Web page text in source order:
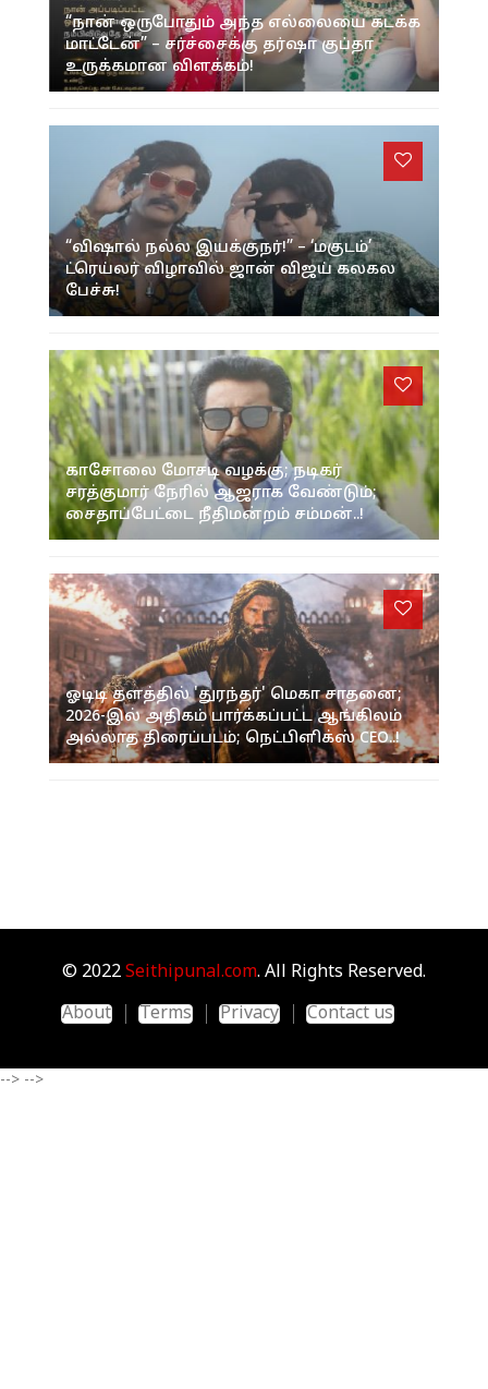
“நான் ஒருபோதும் அந்த எல்லையை கடக்க
மாட்டேன்” – சர்ச்சைக்கு தர்ஷா குப்தா
உருக்கமான விளக்கம்!
“விஷால் நல்ல இயக்குநர்!” – ‘மகுடம்’
ட்ரெய்லர் விழாவில் ஜான் விஜய் கலகல
பேச்சு!
காசோலை மோசடி வழக்கு; நடிகர்
சரத்குமார் நேரில் ஆஜராக வேண்டும்;
சைதாப்பேட்டை நீதிமன்றம் சம்மன்..!
ஓடிடி தளத்தில் 'துரந்தர்' மெகா சாதனை;
2026-இல் அதிகம் பார்க்கப்பட்ட ஆங்கிலம்
அல்லாத திரைப்படம்; நெட்பிளிக்ஸ் CEO..!
© 2022 Seithipunal.com. All Rights Reserved.
About
Terms Privacy Contact us
--> -->